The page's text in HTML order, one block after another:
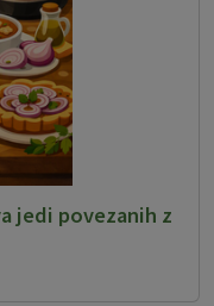
jedi povezanih z